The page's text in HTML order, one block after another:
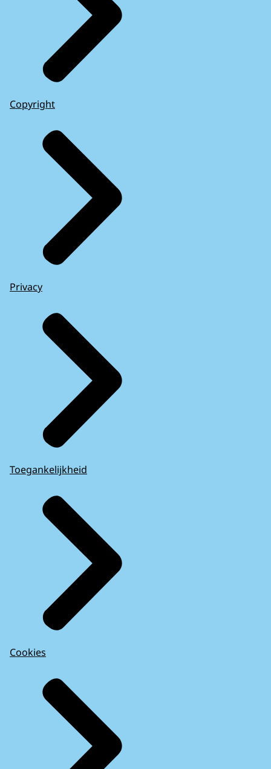
Copyright
Privacy
Toegankelijkheid
Cookies